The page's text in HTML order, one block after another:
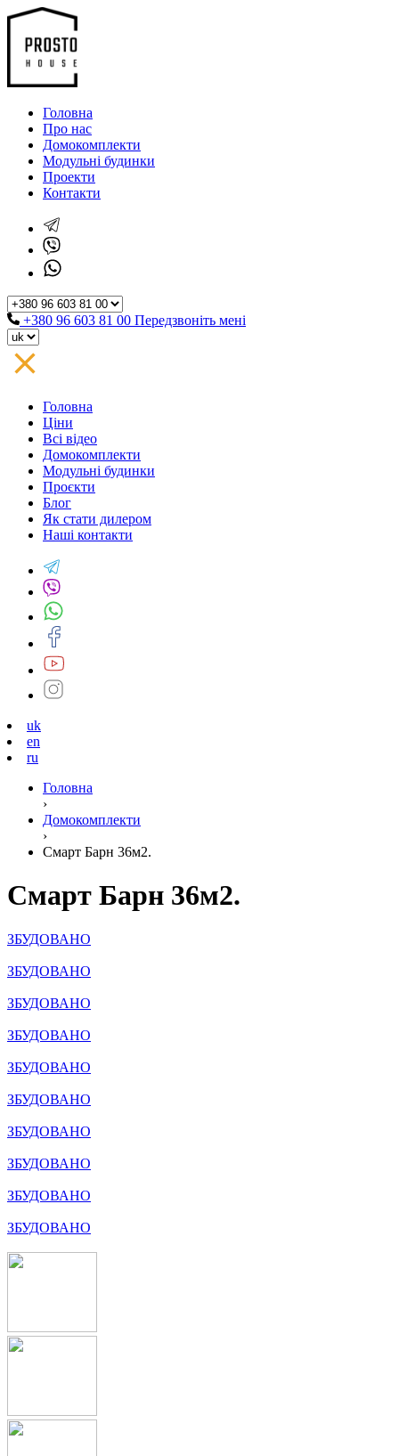
Головна
Про нас
Домокомплекти
Модульні будинки
Проекти
Контакти
+380 96 603 81 00 Передзвоніть мені
Головна
Ціни
Всі відео
Домокомплекти
Модульні будинки
Проєкти
Блог
Як стати дилером
Наші контакти
uk
en
ru
Головна
›
Домокомплекти
›
Смарт Барн 36м2.
Смарт Барн 36м2.
ЗБУДОВАНО
ЗБУДОВАНО
ЗБУДОВАНО
ЗБУДОВАНО
ЗБУДОВАНО
ЗБУДОВАНО
ЗБУДОВАНО
ЗБУДОВАНО
ЗБУДОВАНО
ЗБУДОВАНО